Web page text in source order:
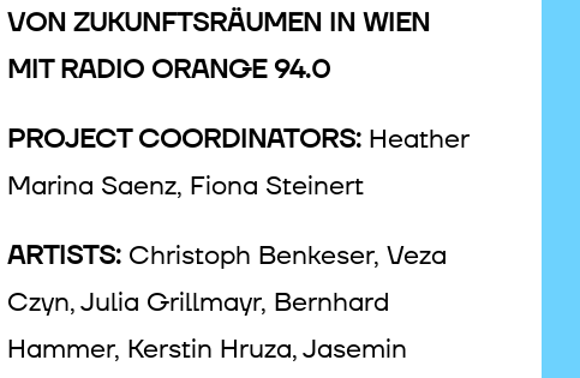
VON ZUKUNFTSRÄUMEN IN WIEN
MIT RADIO ORANGE 94.0
PROJECT COORDINATORS: Heather
Marina Saenz, Fiona Steinert
ARTISTS: Christoph Benkeser, Veza
Czyn, Julia Grillmayr, Bernhard
Hammer, Kerstin Hruza, Jasemin